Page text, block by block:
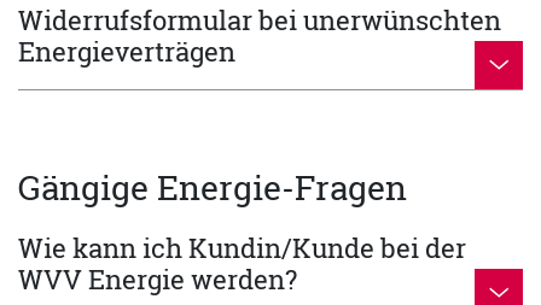
Widerrufsformular bei unerwünschten
Energieverträgen
Gängige Energie-Fragen
Wie kann ich Kundin/Kunde bei der
WVV Energie werden?